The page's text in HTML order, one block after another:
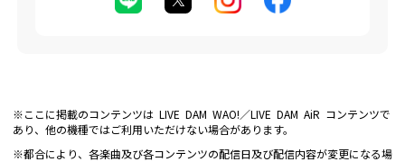
※ここに掲載のコンテンツは LIVE DAM WAO!／LIVE DAM AiR コンテンツで
あり、他の機種ではご利用いただけない場合があります。
※都合により、各楽曲及び各コンテンツの配信日及び配信内容が変更になる場